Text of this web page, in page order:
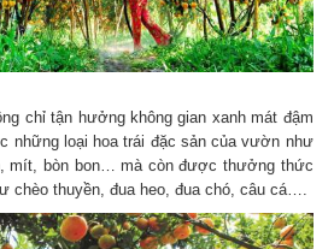
chỉ tận hưởng không gian xanh mát đậm
những loại hoa trái đặc sản của vườn như
mít, bòn bon… mà còn được thưởng thức
chèo thuyền, đua heo, đua chó, câu cá….